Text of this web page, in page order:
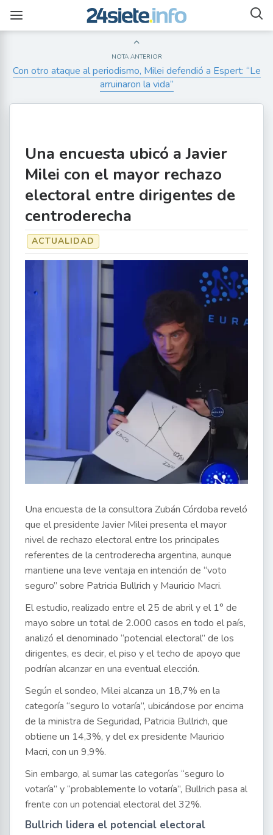
NOTA ANTERIOR
Con otro ataque al periodismo, Milei defendió a Espert: “Le
arruinaron la vida”
Una encuesta ubicó a Javier
Milei con el mayor rechazo
electoral entre dirigentes de
centroderecha
ACTUALIDAD
Una encuesta de la consultora Zubán Córdoba reveló
que el presidente Javier Milei presenta el mayor
nivel de rechazo electoral entre los principales
referentes de la centroderecha argentina, aunque
mantiene una leve ventaja en intención de “voto
seguro” sobre Patricia Bullrich y Mauricio Macri.
El estudio, realizado entre el 25 de abril y el 1° de
mayo sobre un total de 2.000 casos en todo el país,
analizó el denominado “potencial electoral” de los
dirigentes, es decir, el piso y el techo de apoyo que
podrían alcanzar en una eventual elección.
Según el sondeo, Milei alcanza un 18,7% en la
categoría “seguro lo votaría”, ubicándose por encima
de la ministra de Seguridad, Patricia Bullrich, que
obtiene un 14,3%, y del ex presidente Mauricio
Macri, con un 9,9%.
Sin embargo, al sumar las categorías “seguro lo
votaría” y “probablemente lo votaría”, Bullrich pasa al
frente con un potencial electoral del 32%.
Bullrich lidera el potencial electoral